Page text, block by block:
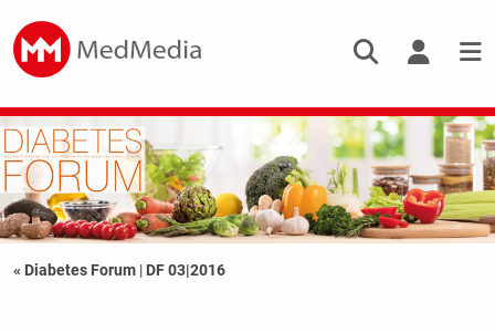
« Diabetes Forum | DF 03|2016